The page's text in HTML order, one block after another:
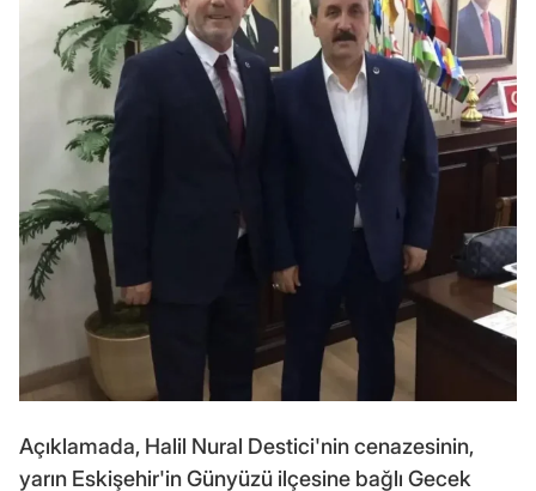
Açıklamada, Halil Nural Destici'nin cenazesinin,
yarın Eskişehir'in Günyüzü ilçesine bağlı Gecek